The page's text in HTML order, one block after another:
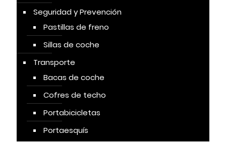
Seguridad y Prevención
Pastillas de freno
Sillas de coche
Transporte
Bacas de coche
Cofres de techo
Portabicicletas
Portaesquís